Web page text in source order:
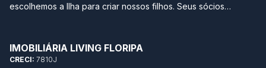
escolhemos a Ilha para criar nossos filhos. Seus sócios
grandes construtoras, imobiliárias e multinacionais, optaram
por empreender com leveza, agilidade, transparência e
segurança neste momento tão importante na vida de qualquer
IMOBILIÁRIA LIVING FLORIPA
CRECI: 7810J